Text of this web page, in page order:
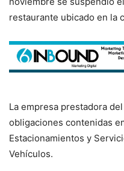
restaurante ubicado en la
La empresa prestadora
obligaciones contenidas
Estacionamientos y
Vehículos.